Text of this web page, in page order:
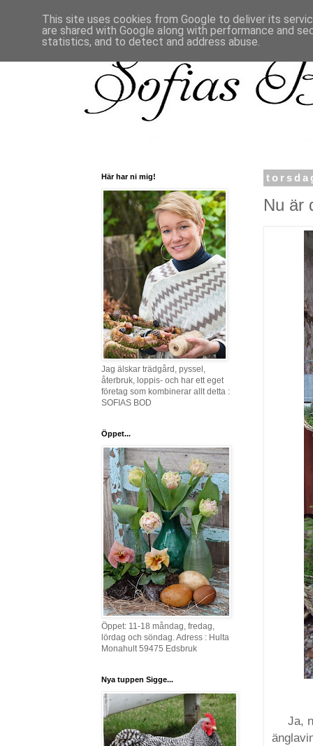
Nu är
Ja,
Här har ni mig!
Jag älskar trädgård, pyssel,
återbruk, loppis- och har ett eget
företag som kombinerar allt detta :
SOFIAS BOD
Öppet...
Öppet: 11-18 måndag, fredag,
lördag och söndag. Adress : Hulta
Monahult 59475 Edsbruk
Nya tuppen Sigge...
This site uses cookies from Google to deliver its
are shared with Google along with performance and
statistics, and to detect and address abuse.